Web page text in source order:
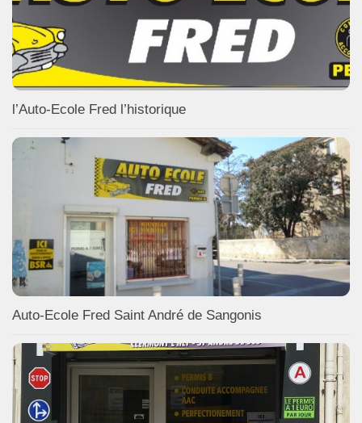
l’Auto-Ecole Fred l’historique
Auto-Ecole Fred Saint André de Sangonis